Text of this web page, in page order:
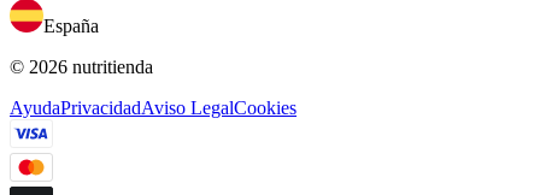
España
© 2026 nutritienda
AyudaPrivacidadAviso LegalCookies